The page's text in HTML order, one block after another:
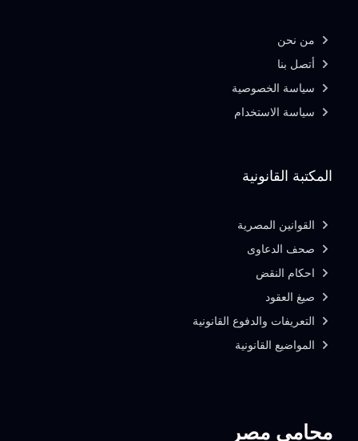
محامي مصر
المكتبة القانونية
القوانين المصرية
صحف الدعاوى
احكام النقض
صيغ العقود
التعريفات والدفوع القانونية
المواضيع القانونية
من نحن
أتصل بنا
سياسة الخصوصية
سياسة الاستخدام